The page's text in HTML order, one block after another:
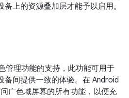
上的资源叠加层才能予以启用。
管理功能的支持，此功能可用于
备间提供一致的体验。在 Android
广色域屏幕的所有功能，以便充